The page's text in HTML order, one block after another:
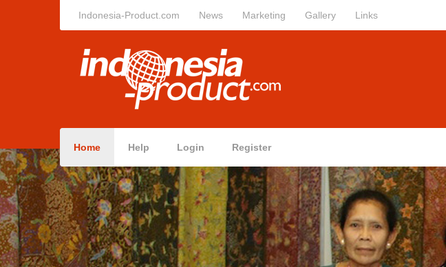
Indonesia-Product.com News Marketing Gallery Links
Home Help Login Register